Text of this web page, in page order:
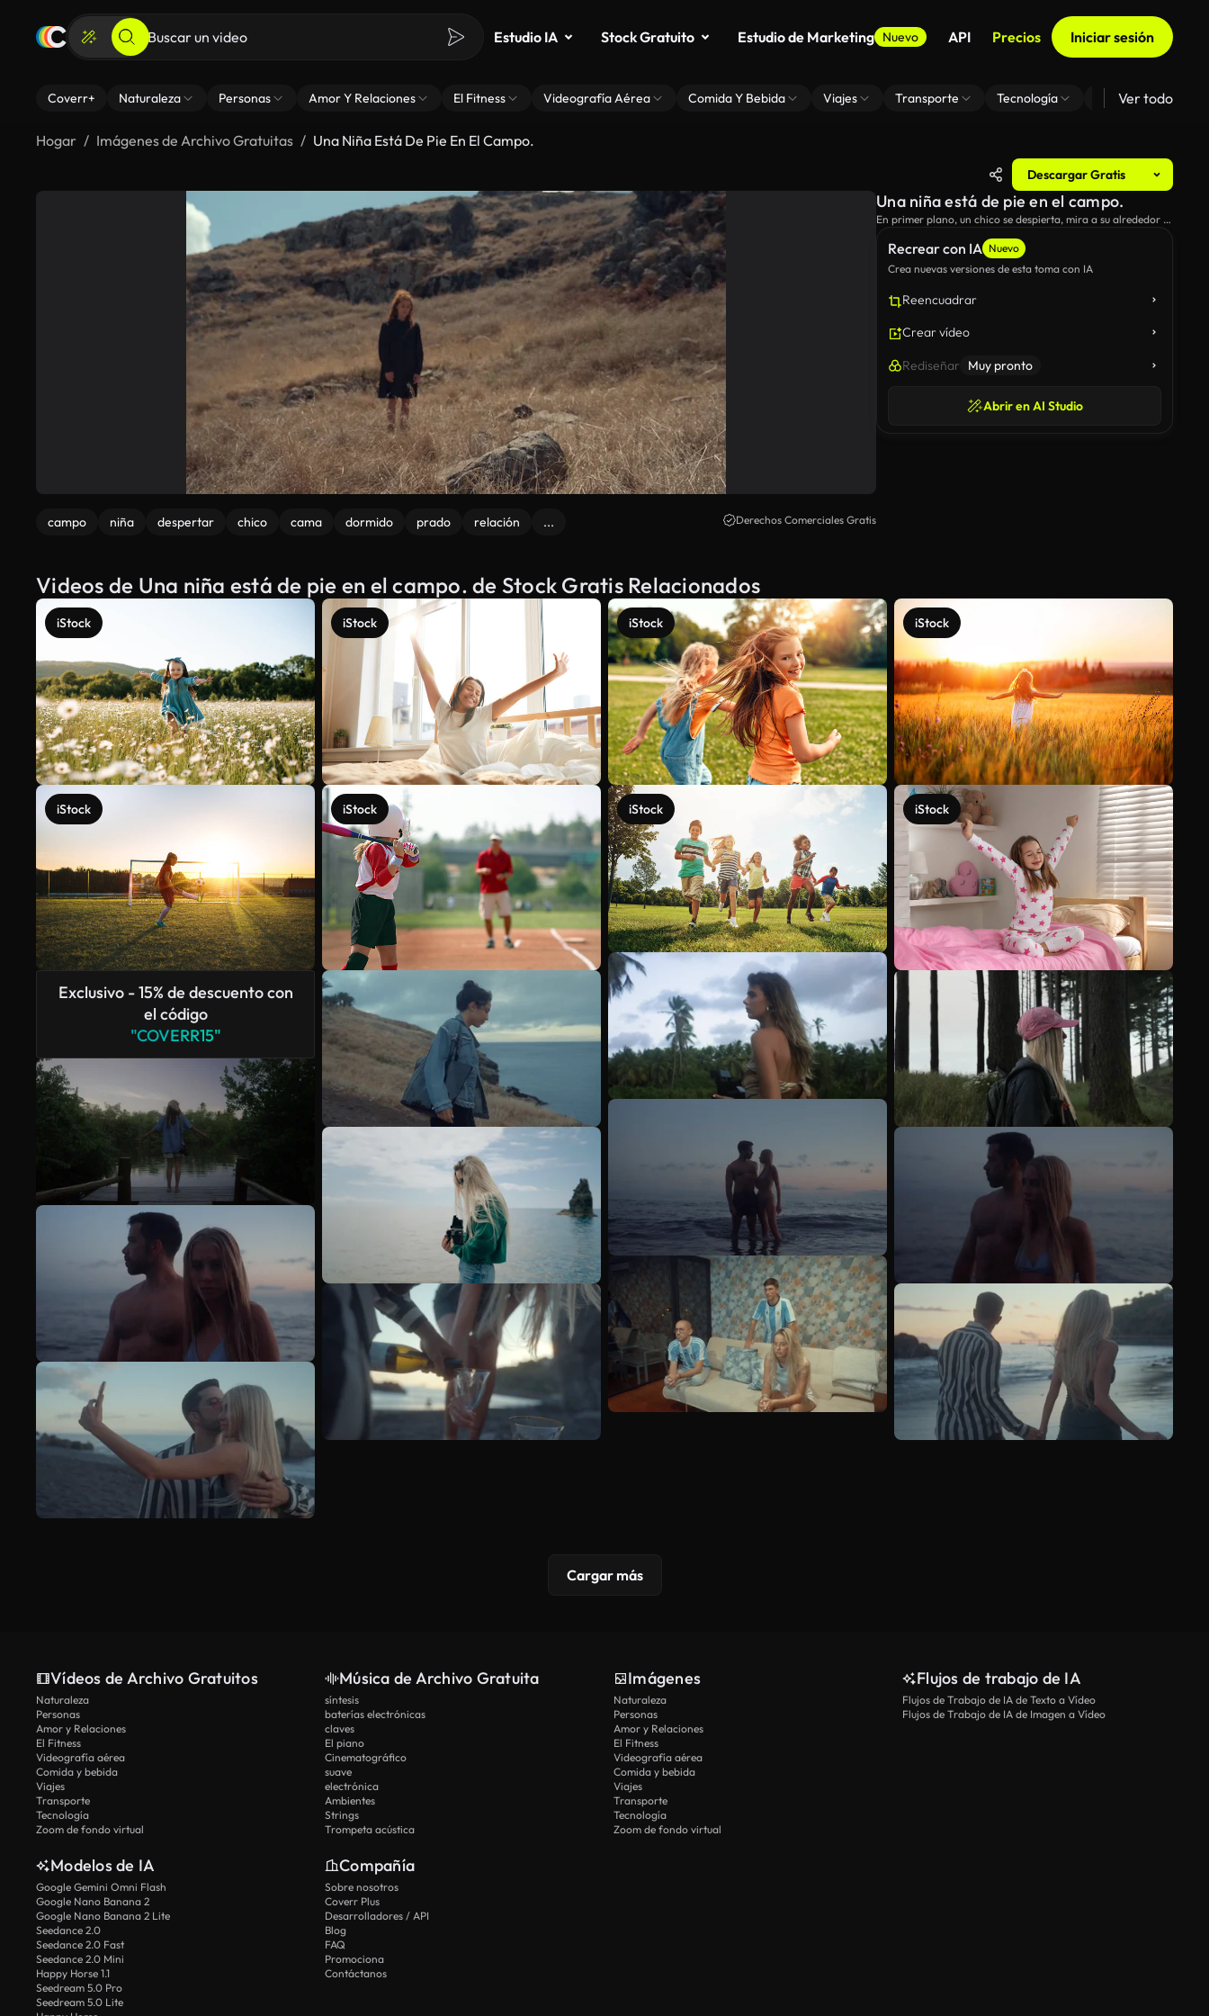
Estudio IA Stock Gratuito Estudio de Marketing Nuevo API Precios Iniciar sesión
Coverr+ Naturaleza Personas Amor Y Relaciones El Fitness Videografía Aérea Comida Y Bebida Viajes Transporte Tecnología Zoom De Fondo
Ver todo
Hogar Imágenes de Archivo Gratuitas Una Niña Está De Pie En El Campo.
Descargar Gratis
campo niña despertar chico cama dormido prado relación ... Derechos Comerciales Gratis
Recrear con IA Nuevo
Crea nuevas versiones de esta toma con IA
Reencuadrar
Crear vídeo
Rediseñar Muy pronto
Abrir en AI Studio
Una niña está de pie en el campo.
En primer plano, un chico se despierta, mira a su alrededor y
Videos de Una niña está de pie en el campo. de Stock Gratis Relacionados
iStock
iStock
Exclusivo - 15% de descuento con
el código
"COVERR15"
iStock
iStock
iStock
iStock
iStock
iStock
Ver más
Cargar más
Vídeos de Archivo Gratuitos
Naturaleza
Personas
Amor y Relaciones
El Fitness
Videografía aérea
Comida y bebida
Viajes
Transporte
Tecnología
Zoom de fondo virtual
Música de Archivo Gratuita
síntesis
baterías electrónicas
claves
El piano
Cinematográfico
suave
electrónica
Ambientes
Strings
Trompeta acústica
Imágenes
Naturaleza
Personas
Amor y Relaciones
El Fitness
Videografía aérea
Comida y bebida
Viajes
Transporte
Tecnología
Zoom de fondo virtual
Flujos de trabajo de IA
Flujos de Trabajo de IA de Texto a Vídeo
Flujos de Trabajo de IA de Imagen a Vídeo
Modelos de IA
Google Gemini Omni Flash
Google Nano Banana 2
Google Nano Banana 2 Lite
Seedance 2.0
Seedance 2.0 Fast
Seedance 2.0 Mini
Happy Horse 1.1
Seedream 5.0 Pro
Seedream 5.0 Lite
Compañía
Sobre nosotros
Coverr Plus
Desarrolladores / API
Blog
FAQ
Promociona
Contáctanos